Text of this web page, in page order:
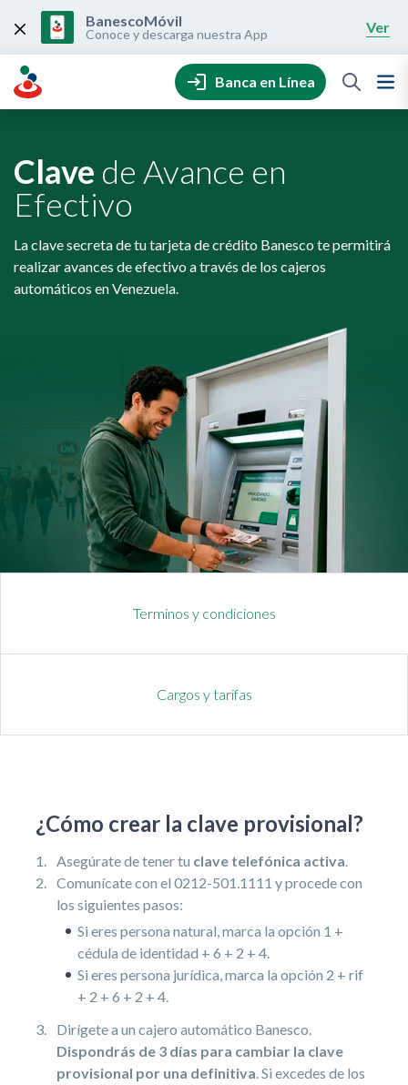
content
BanescoMóvil
Conoce y descarga nuestra App Ver
Banca en Línea
Clave de Avance en
Efectivo
La clave secreta de tu tarjeta de crédito Banesco te permitirá
realizar avances de efectivo a través de los cajeros
automáticos en Venezuela.
Terminos y condiciones
Cargos y tarifas
¿Cómo crear la clave provisional?
Asegúrate de tener tu clave telefónica activa.
Comunícate con el 0212-501.1111 y procede con
los siguientes pasos:
Si eres persona natural, marca la opción 1 +
cédula de identidad + 6 + 2 + 4.
Si eres persona jurídica, marca la opción 2 + rif
+ 2 + 6 + 2 + 4.
Dirígete a un cajero automático Banesco.
Dispondrás de 3 días para cambiar la clave
provisional por una definitiva. Si excedes de los